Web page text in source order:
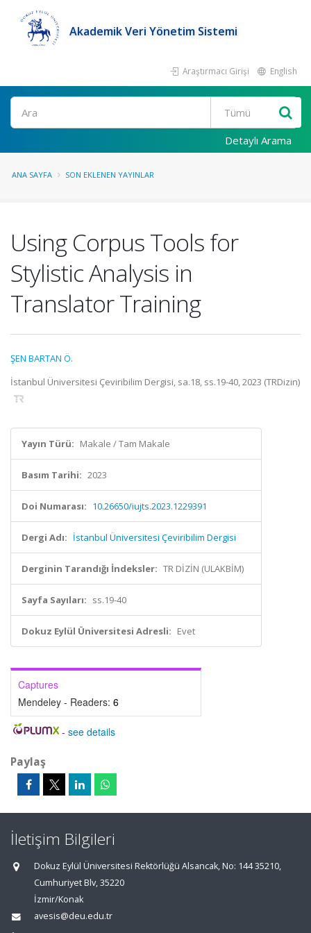
Akademik Veri Yönetim Sistemi
Araştırmacı Girişi English
Ara
Detaylı Arama
ANA SAYFA SON EKLENEN YAYINLAR
Using Corpus Tools for
Stylistic Analysis in
Translator Training
ŞEN BARTAN Ö.
İstanbul Üniversitesi Çeviribilim Dergisi, sa.18, ss.19-40, 2023 (TRDizin)
Yayın Türü: Makale / Tam Makale
Basım Tarihi: 2023
Doi Numarası: 10.26650/iujts.2023.1229391
Dergi Adı: İstanbul Üniversitesi Çeviribilim Dergisi
Derginin Tarandığı İndeksler: TR DİZİN (ULAKBİM)
Sayfa Sayıları: ss.19-40
Dokuz Eylül Üniversitesi Adresli: Evet
Captures
Mendeley - Readers: 6
- see details
Paylaş
İletişim Bilgileri
Dokuz Eylül Üniversitesi Rektörlüğü Alsancak, No: 144 35210,
Cumhuriyet Blv, 35220
İzmir/Konak
avesis@deu.edu.tr